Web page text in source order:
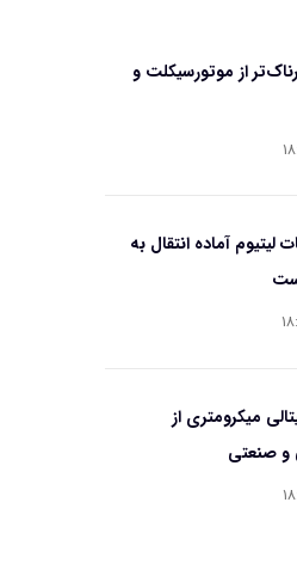
از موتورسیکلت و
لیتیوم آماده انتقال به
میکرومتری از
و صنعتی